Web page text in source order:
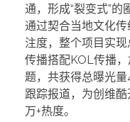
通，形成“裂变式”的
通过契合当地文化
注度，整个项目实
传播搭配KOL传播
题，共获得总曝光
跟踪报道，为创维
万+热度。